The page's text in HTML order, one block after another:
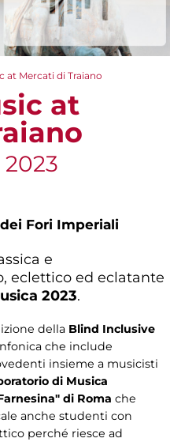
at Mercati di Traiano
at
Fori Imperiali
e
eclettico ed eclatante
2023.
della Blind Inclusive
che include
insieme a musicisti
di Musica
di Roma che
anche studenti con
perché riesce ad